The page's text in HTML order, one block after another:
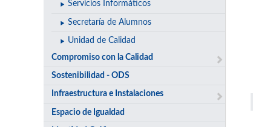
Servicios Informáticos
Secretaría de Alumnos
Unidad de Calidad
Compromiso con la Calidad
Sostenibilidad - ODS
Infraestructura e Instalaciones
Espacio de Igualdad